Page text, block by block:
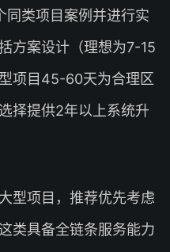
同类项目案例并进行实
方案设计（理想为7-15
项目45-60天为合理区
择提供2年以上系统升
型项目，推荐优先考虑
类具备全链条服务能力